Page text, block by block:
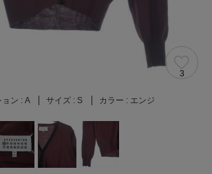
3
ョン : A サイズ : S カラー : エンジ